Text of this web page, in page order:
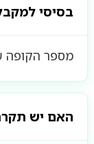
בסיסי
מספר הקופה של
האם יש